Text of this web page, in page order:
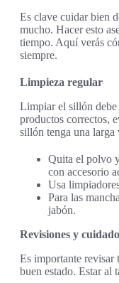
Es clave cuidar bien
mucho. Hacer esto
tiempo. Aquí verás
siempre.
Limpieza regular
Limpiar el sillón debe
productos correctos,
sillón tenga una larga
Quita el polvo
con accesorio
Usa
Para las
jabón.
Revisiones y
Es importante revisar
buen estado. Estar al